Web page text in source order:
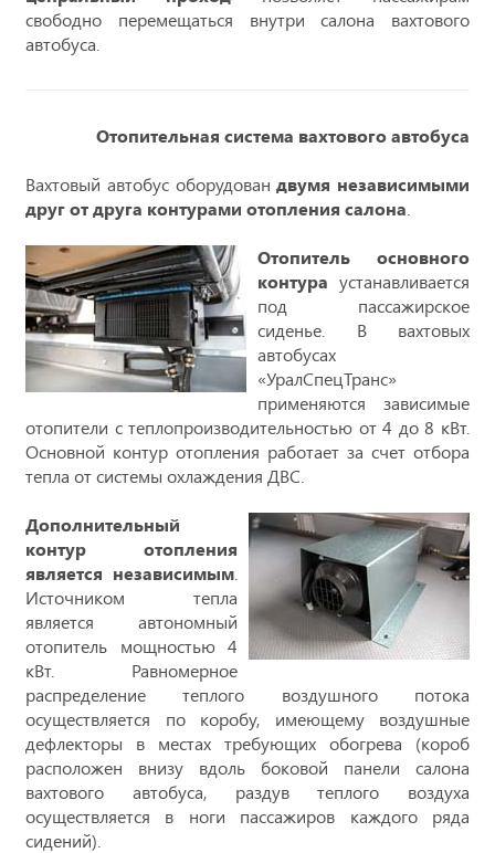
свободно перемещаться внутри салона вахтового
автобуса.
Отопительная система вахтового автобуса
Вахтовый автобус оборудовандвумя независимыми
друг от друга контурами отопления салона
Отопитель основного
контура устанавливается
под пассажирское
сиденье. В вахтовых
автобусах
«УралСпецТранс»
применяются зависимые
отопители с теплопроизводительностью от 4 до 8 кВт.
Основной контур отопления работает за счет отбора
тепла от системы охлаждения ДВС.
Дополнительный
контур отопления
является независимым
Источником тепла
является автономный
отопитель мощностью 4
кВт. Равномерное
распределение теплого воздушного потока
осуществляется по коробу, имеющему воздушные
дефлекторы в местах требующих обогрева (короб
расположен внизу вдоль боковой панели салона
вахтового автобуса, раздув теплого воздуха
осуществляется в ноги пассажиров каждого ряда
сидений).